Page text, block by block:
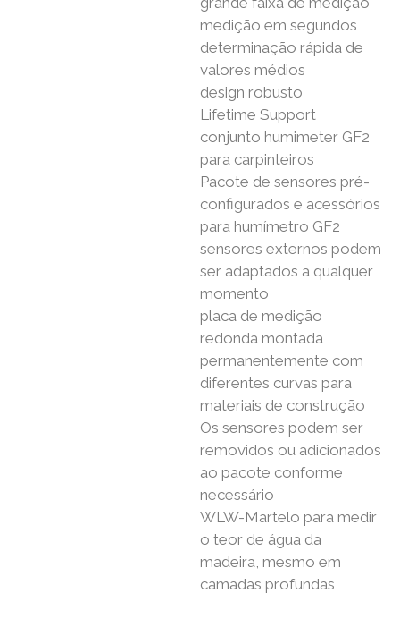
medição em segundos
determinação rápida de
valores médios
design robusto
Lifetime Support
conjunto humimeter GF2
para carpinteiros
Pacote de sensores pré-
configurados e acessórios
para humímetro GF2
sensores externos podem
ser adaptados a qualquer
momento
placa de medição
redonda montada
permanentemente com
diferentes curvas para
materiais de construção
Os sensores podem ser
removidos ou adicionados
ao pacote conforme
necessário
WLW-Martelo para medir
o teor de água da
madeira, mesmo em
camadas profundas